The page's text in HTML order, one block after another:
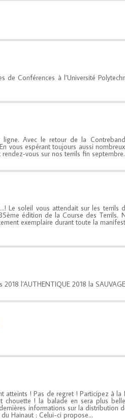
de Conférences à l’Université
Avec le retour de la
vous espérant toujours aussi
vous sur nos terrils fin septembre.
Le soleil vous attendait sur les terrils
édition de la Course des Terrils.
exemplaire durant toute la
l’AUTHENTIQUE 2018 la
atteints ! Pas de regret ! Participez à
chouette ! la balade en sera plus
informations sur la distribution
Hainaut : Celui-ci propose…